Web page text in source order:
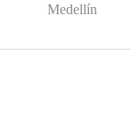
Medellín